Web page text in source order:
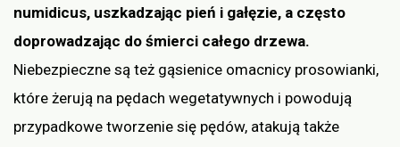
numidicus, uszkadzając pień i gałęzie, a często
doprowadzając do śmierci całego drzewa.
Niebezpieczne są też gąsienice omacnicy prosowianki,
które żerują na pędach wegetatywnych i powodują
przypadkowe tworzenie się pędów, atakują także